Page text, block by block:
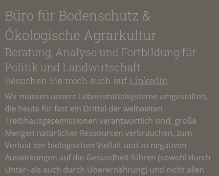
Büro für Bodenschutz &
Ökologische Agrarkultur
Beratung, Analyse und Fortbildung für
Politik und Landwirtschaft
Besuchen Sie mich auch auf LinkedIn
Wir müssen unsere Lebensmittelsysteme umgestalten,
die heute für fast ein Drittel der weltweiten
Treibhausgasemissionen verantwortlich sind, große
Mengen natürlicher Ressourcen verbrauchen, zum
Verlust der biologischen Vielfalt und zu negativen
Auswirkungen auf die Gesundheit führen (sowohl durch
Unter- als auch durch Überernährung) und nicht allen